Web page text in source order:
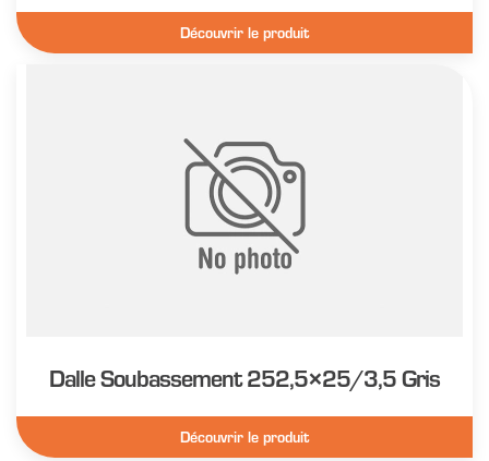
Découvrir le produit
Dalle Soubassement 252,5×25/3,5 Gris
Découvrir le produit